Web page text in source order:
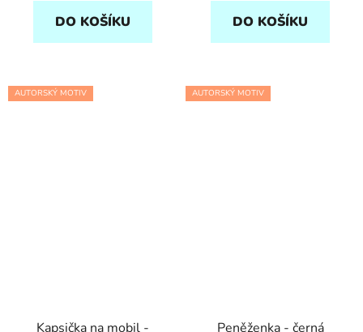
DO KOŠÍKU DO KOŠÍKU
AUTORSKÝ MOTIV
Kapsička na mobil -
AUTORSKÝ MOTIV
Peněženka - černá